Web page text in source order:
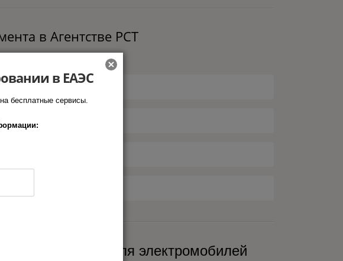
в Агентстве РСТ
станции для электромобилей
в ЕАЭС
бесплатные сервисы.